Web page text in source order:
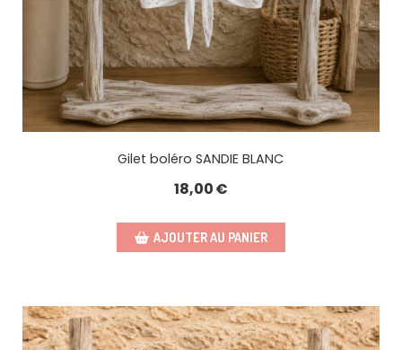
Gilet boléro SANDIE BLANC
18,00€
AJOUTER AU PANIER